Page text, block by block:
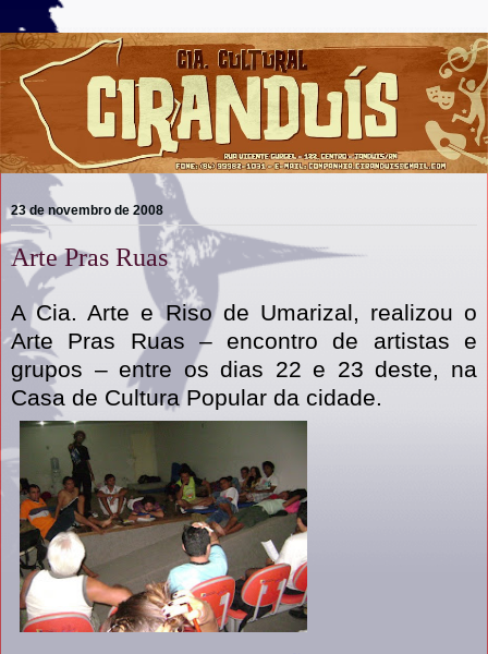
23 de novembro de 2008
Arte Pras Ruas
A Cia. Arte e Riso de Umarizal, realizou o
Arte Pras Ruas – encontro de artistas e
grupos – entre os dias 22 e 23 deste, na
Casa de Cultura Popular da cidade.